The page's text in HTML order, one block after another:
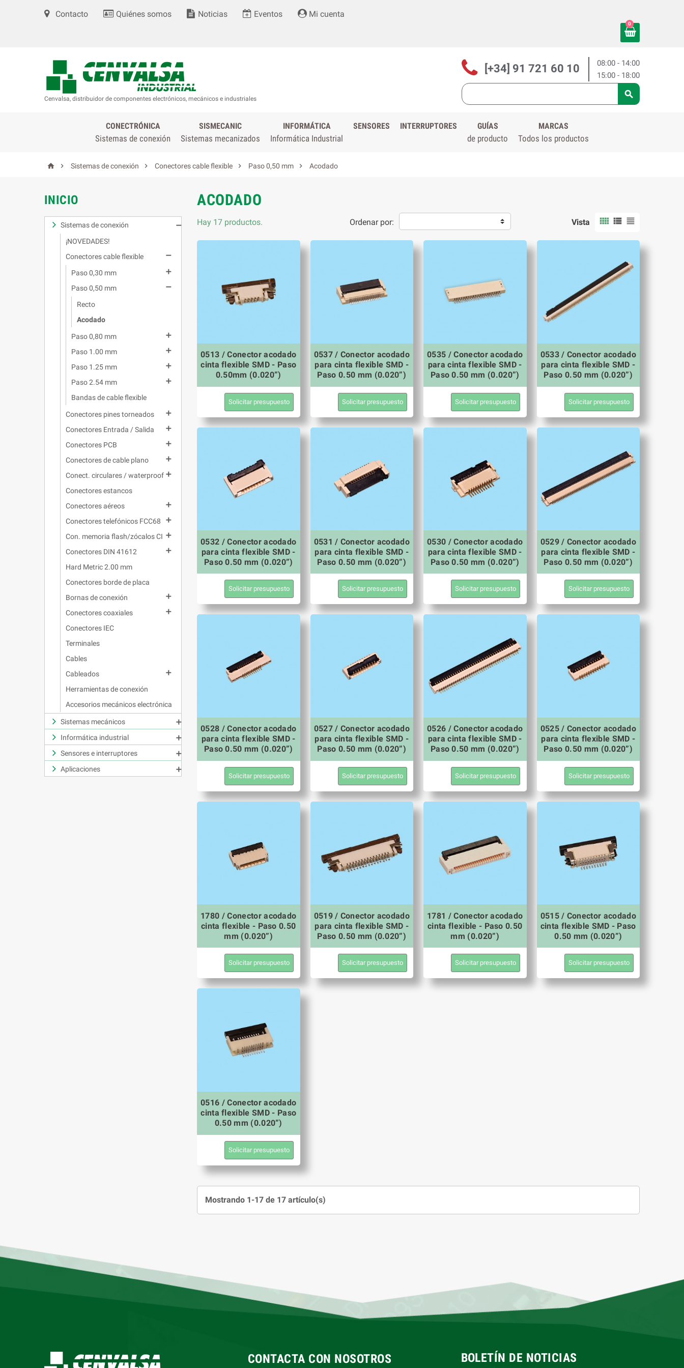
Contacto Quiénes somos Noticias Eventos Mi cuenta
0
Cenvalsa, distribuidor de componentes electrónicos, mecánicos e industriales
08:00 - 14:00
15:00 - 18:00
[+34] 91 721 60 10

CONECTRÓNICA
Sistemas de conexión
SISMECANIC
Sistemas mecanizados
INFORMÁTICA
Informática Industrial
SENSORES INTERRUPTORES GUÍAS
de producto
MARCAS
Todos los productos
  Sistemas de conexión  Conectores cable flexible  Paso 0,50 mm  Acodado
INICIO
Sistemas de conexión

¡NOVEDADES!
Conectores cable flexible

Paso 0,30 mm

Paso 0,50 mm

Recto
Acodado
Paso 0,80 mm

Paso 1.00 mm

Paso 1.25 mm

Paso 2.54 mm

Bandas de cable flexible
Conectores pines torneados

Conectores Entrada / Salida

Conectores PCB

Conectores de cable plano

Conect. circulares / waterproof 
Conectores estancos
Conectores aéreos

Conectores telefónicos FCC68

Con. memoria flash/zócalos CI 
Conectores DIN 41612

Hard Metric 2.00 mm
Conectores borde de placa
Bornas de conexión

Conectores coaxiales

Conectores IEC
Terminales
Cables
Cableados

Herramientas de conexión
Accesorios mecánicos electrónica
Sistemas mecánicos

Informática industrial

Sensores e interruptores

Aplicaciones

ACODADO
Hay 17 productos. Ordenar por: Vista   
0513 / Conector acodado
cinta flexible SMD - Paso
0.50mm (0.020”)
Solicitar presupuesto
0537 / Conector acodado
para cinta flexible SMD -
Paso 0.50 mm (0.020”)
Solicitar presupuesto
0535 / Conector acodado
para cinta flexible SMD -
Paso 0.50 mm (0.020”)
Solicitar presupuesto
0533 / Conector acodado
para cinta flexible SMD -
Paso 0.50 mm (0.020”)
Solicitar presupuesto
0532 / Conector acodado
para cinta flexible SMD -
Paso 0.50 mm (0.020”)
Solicitar presupuesto
0531 / Conector acodado
para cinta flexible SMD -
Paso 0.50 mm (0.020”)
Solicitar presupuesto
0530 / Conector acodado
para cinta flexible SMD -
Paso 0.50 mm (0.020”)
Solicitar presupuesto
0529 / Conector acodado
para cinta flexible SMD -
Paso 0.50 mm (0.020”)
Solicitar presupuesto
0528 / Conector acodado
para cinta flexible SMD -
Paso 0.50 mm (0.020”)
Solicitar presupuesto
0527 / Conector acodado
para cinta flexible SMD -
Paso 0.50 mm (0.020”)
Solicitar presupuesto
0526 / Conector acodado
para cinta flexible SMD -
Paso 0.50 mm (0.020”)
Solicitar presupuesto
0525 / Conector acodado
para cinta flexible SMD -
Paso 0.50 mm (0.020”)
Solicitar presupuesto
1780 / Conector acodado
cinta flexible - Paso 0.50
mm (0.020”)
Solicitar presupuesto
0519 / Conector acodado
para cinta flexible SMD -
Paso 0.50 mm (0.020”)
Solicitar presupuesto
1781 / Conector acodado
cinta flexible - Paso 0.50
mm (0.020”)
Solicitar presupuesto
0515 / Conector acodado
cinta flexible SMD - Paso
0.50 mm (0.020”)
Solicitar presupuesto
0516 / Conector acodado
cinta flexible SMD - Paso
0.50 mm (0.020”)
Solicitar presupuesto
Mostrando 1-17 de 17 artículo(s)
CONTACTA CON NOSOTROS BOLETÍN DE NOTICIAS